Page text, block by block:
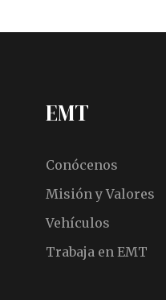
EMT
Conócenos
Misión y Valores
Vehículos
Trabaja en EMT